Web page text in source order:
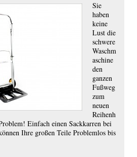
Sie
haben
keine
Lust die
schwere
Waschm
aschine
den
ganzen
Fußweg
zum
neuen
Reihenh
Einfach einen Sackkarren bei
Ihre großen Teile Problemlos bis